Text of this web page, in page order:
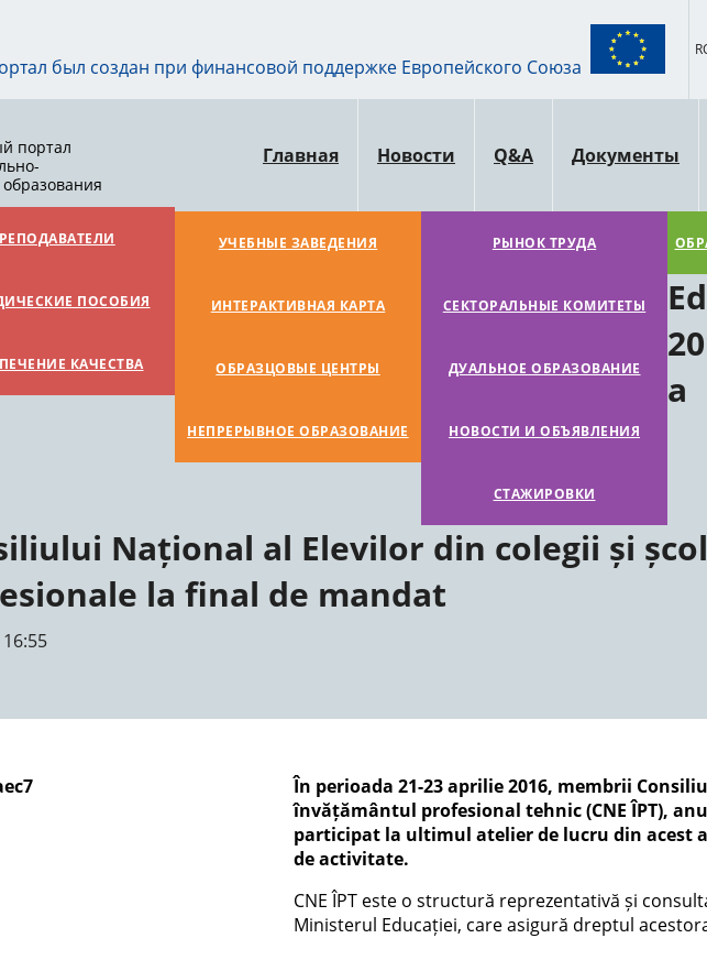
был создан при финансовой поддержке Европейского Союза
портал
Главная Новости Q&A Документы
ПОСОБИЯ
КАЧЕСТВА
УЧЕБНЫЕ ЗАВЕДЕНИЯ
ИНТЕРАКТИВНАЯ КАРТА
ОБРАЗЦОВЫЕ ЦЕНТРЫ
НЕПРЕРЫВНОЕ ОБРАЗОВАНИЕ
РЫНОК ТРУДА
СЕКТОРАЛЬНЫЕ КОМИТЕТЫ
ДУАЛЬНОЕ ОБРАЗОВАНИЕ
НОВОСТИ И ОБЪЯВЛЕНИЯ
СТАЖИРОВКИ
a
Național al Elevilor din colegii și
la final de mandat
În perioada 21-23 aprilie 2016, membrii
învățământul profesional tehnic (CNE ÎPT),
participat la ultimul atelier de lucru din acest
de activitate.
CNE ÎPT este o structură reprezentativă și
Ministerul Educației, care asigură dreptul